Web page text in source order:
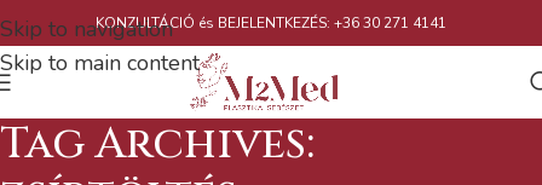
Skip to navigation
Skip to main content
KONZULTÁCIÓ és BEJELENTKEZÉS: +36 30 271 4141
Tag Archives: